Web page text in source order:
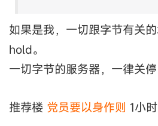
如果是我，一切跟字节有关
hold。
一切字节的服务器，一律关停
推荐楼 党员要以身作则 1小